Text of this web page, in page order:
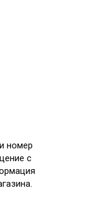
номер
с